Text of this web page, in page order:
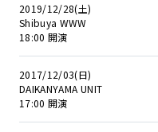
2019/12/28(土)
Shibuya WWW
18:00 開演
2017/12/03(日)
DAIKANYAMA UNIT
17:00 開演